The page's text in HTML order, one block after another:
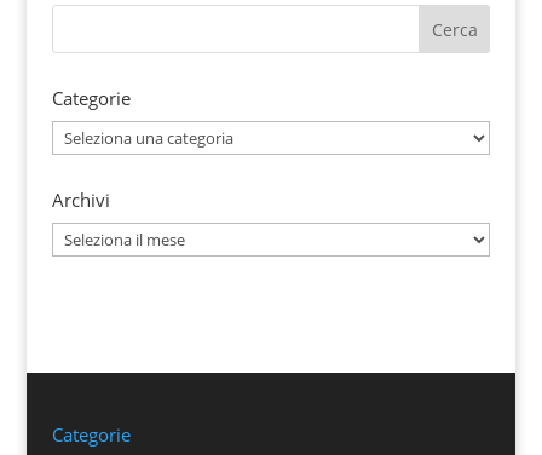
Categorie
Categorie
Archivi
Archivi
Categorie